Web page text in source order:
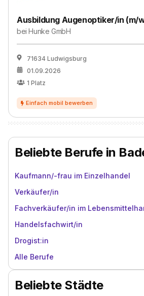
Ausbildung Augenoptiker/in (m/
beiHunke GmbH
71634 Ludwigsburg
01.09.2026
1 Platz
Beliebte Berufe in
Kaufmann/-frau im Einzelhandel
Verkäufer/in
Fachverkäufer/in im
Handelsfachwirt/in
Drogist:in
Alle Berufe
Beliebte Städte